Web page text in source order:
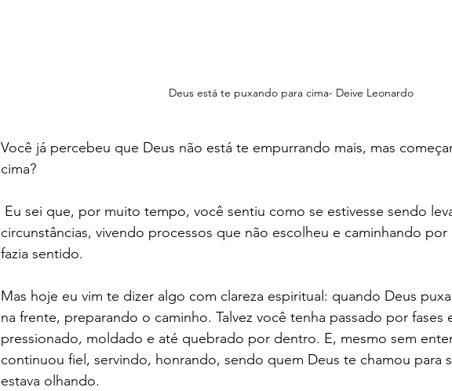
Deus está te puxando para cima- Deive Leonardo
Você já percebeu que Deus não está te empurrando mais, mas
cima?
circunstâncias, vivendo processos que não escolheu e caminhando
fazia sentido.
Mas hoje eu vim te dizer algo com clareza espiritual: quando Deus
na frente, preparando o caminho. Talvez você tenha passado por fases
pressionado, moldado e até quebrado por dentro. E, mesmo sem
continuou fiel, servindo, honrando, sendo quem Deus te chamou para
estava olhando.